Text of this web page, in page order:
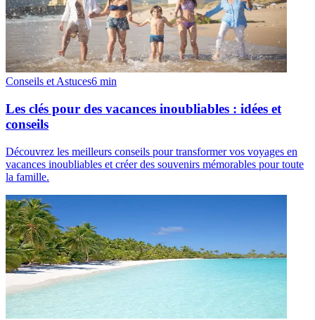
Conseils et Astuces6 min
Les clés pour des vacances inoubliables : idées et
conseils
Découvrez les meilleurs conseils pour transformer vos voyages en
vacances inoubliables et créer des souvenirs mémorables pour toute
la famille.